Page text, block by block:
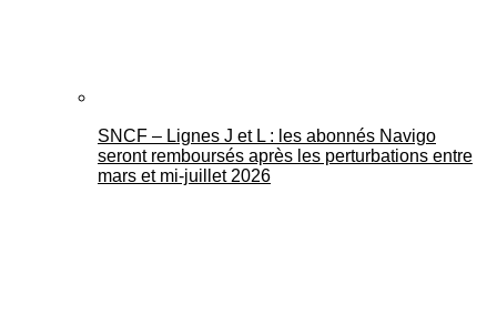
SNCF – Lignes J et L : les abonnés Navigo
seront remboursés après les perturbations entre
mars et mi-juillet 2026